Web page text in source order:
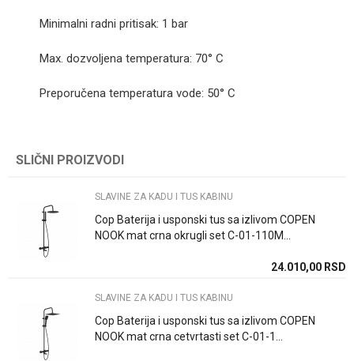
Minimalni radni pritisak: 1 bar
Max. dozvoljena temperatura: 70° C
Preporučena temperatura vode: 50° C
Ime/Nadimak
Kategorija
Način ugradnje/Tip Ugradna/i
Uvoznik / proizvodjač
SLIČNI PROIZVODI
SLAVINE ZA KADU I TUS KABINU
Cop Baterija i usponski tus sa izlivom COPEN
NOOK mat crna okrugli set C-01-110M...
24.010,00 RSD
SLAVINE ZA KADU I TUS KABINU
Cop Baterija i usponski tus sa izlivom COPEN
NOOK mat crna cetvrtasti set C-01-1...